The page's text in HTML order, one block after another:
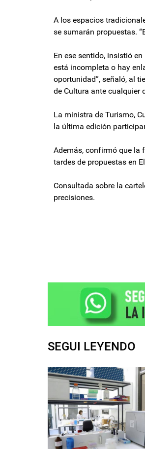
A los espacios
se sumarán propuestas.
En ese sentido, insistió
está incompleta o hay
oportunidad”, señaló, al
de Cultura ante cualquier
La ministra de Turismo,
la última edición
Además, confirmó que la
tardes de propuestas en
Consultada sobre la
precisiones.
SEGUI LEYENDO